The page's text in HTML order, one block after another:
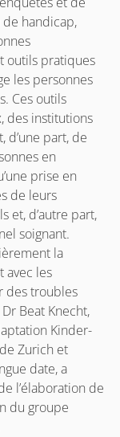
handicap,
outils pratiques
les personnes
Ces outils
des institutions
d’une part, de
en
prise en
de leurs
et, d’autre part,
soignant.
la
avec les
des troubles
Beat Knecht,
Kinder-
Zurich et
date, a
l’élaboration de
du groupe